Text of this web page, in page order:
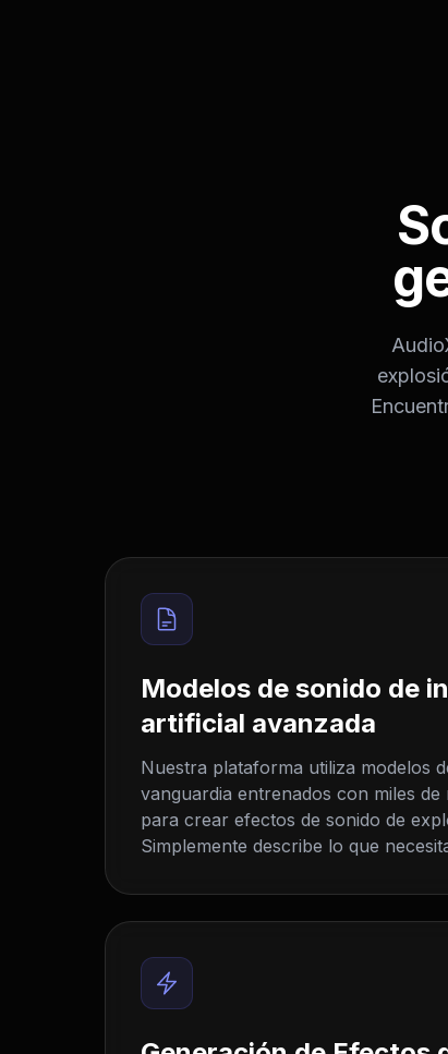
Modelos de sonido de
artificial avanzada
Nuestra plataforma utiliza modelos
vanguardia entrenados con miles de
para crear efectos de sonido de
Simplemente describe lo que